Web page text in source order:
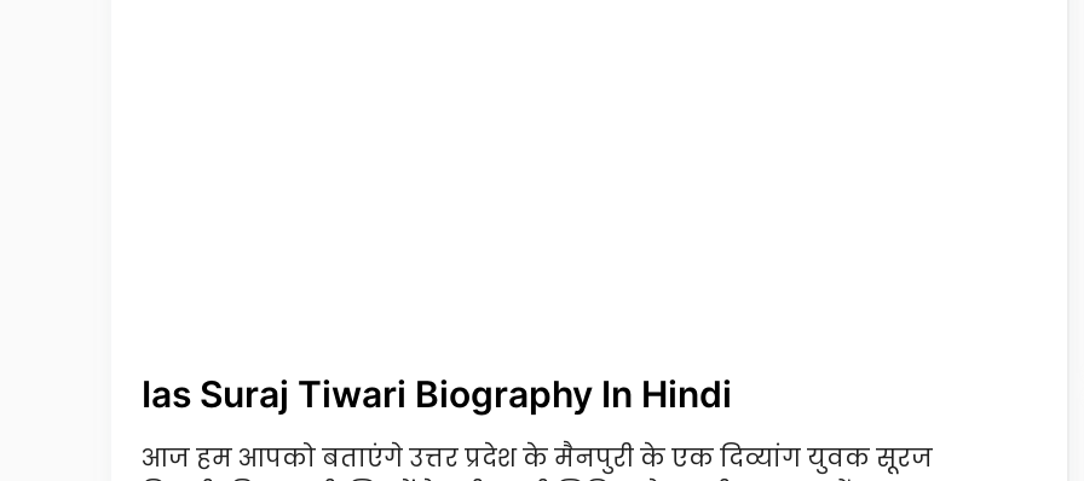
Ias Suraj Tiwari Biography In Hindi
आज हम आपको बताएंगे उत्तर प्रदेश के मैनपुरी के एक दिव्यांग युवक सूरज